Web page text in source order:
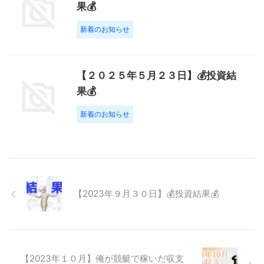
果💰
新着のお知らせ
【２０２５年５月２３日】💰投資結
果💰
新着のお知らせ
【2023年９月３０日】💰投資結果💰
【2023年１０月】俺が競艇で稼いだ収支